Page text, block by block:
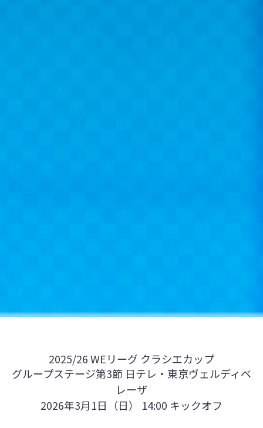
2025/26 WEリーグ クラシエカップ
グループステージ第3節 日テレ・東京ヴェルディベ
レーザ
2026年3月1日（日） 14:00 キックオフ